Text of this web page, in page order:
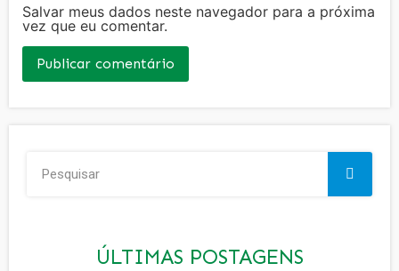
Salvar meus dados neste navegador para a próxima
vez que eu comentar.
ÚLTIMAS POSTAGENS